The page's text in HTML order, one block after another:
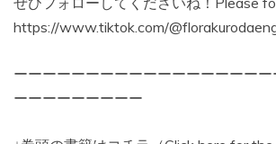
https://www.tiktok.com/
ーーーーーーーーーーーーーーーーー
ーーーーーーーーー